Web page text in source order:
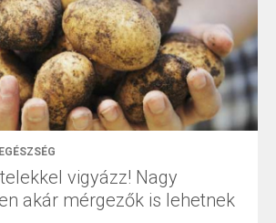
EGÉSZSÉG
vigyázz! Nagy
akár mérgezők is lehetnek